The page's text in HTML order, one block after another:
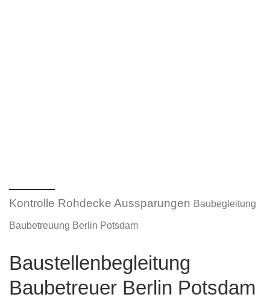
Kontrolle Rohdecke Aussparungen Baubegleitung
Baubetreuung Berlin Potsdam
Baustellenbegleitung
Baubetreuer Berlin Potsdam